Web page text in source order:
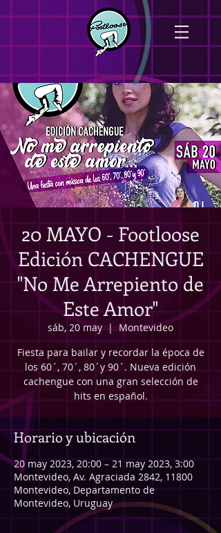
20 MAYO - Footloose
Edición CACHENGUE
"No Me Arrepiento de
Este Amor"
sáb, 20 may
  |
Montevideo
Fiesta para bailar y recordar la época de
los 60´, 70´, 80´y 90´. Nueva edición
cachengue con una gran selección de
hits en español.
Horario y ubicación
20 may 2023, 20:00 – 21 may 2023, 3:00
Montevideo, Av. Agraciada 2842, 11800
Montevideo, Departamento de
Montevideo, Uruguay